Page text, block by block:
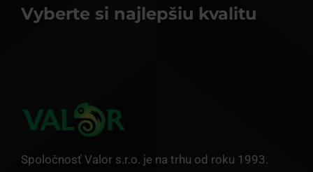
Vyberte si najlepšiu kvalitu
Spoločnosť Valor s.r.o. je na trhu od roku 1993.